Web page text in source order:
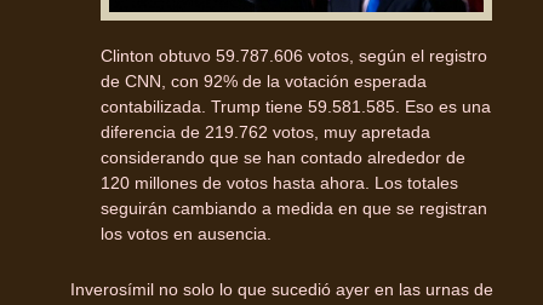
Clinton obtuvo 59.787.606 votos, según el registro
de CNN, con 92% de la votación esperada
contabilizada. Trump tiene 59.581.585. Eso es una
diferencia de 219.762 votos, muy apretada
considerando que se han contado alrededor de
120 millones de votos hasta ahora. Los totales
seguirán cambiando a medida en que se registran
los votos en ausencia.
Inverosímil no solo lo que sucedió ayer en las urnas de